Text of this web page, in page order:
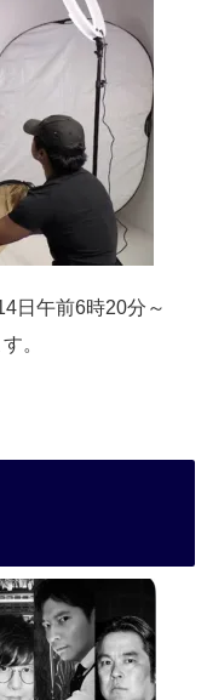
日午前6時20分～
。